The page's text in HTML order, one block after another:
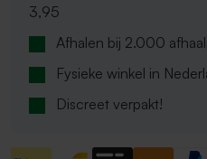
3,95
Afhalen bij 2.000
Fysieke winkel in
Discreet verpakt!